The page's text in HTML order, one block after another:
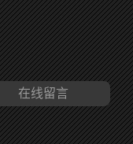
在线留言